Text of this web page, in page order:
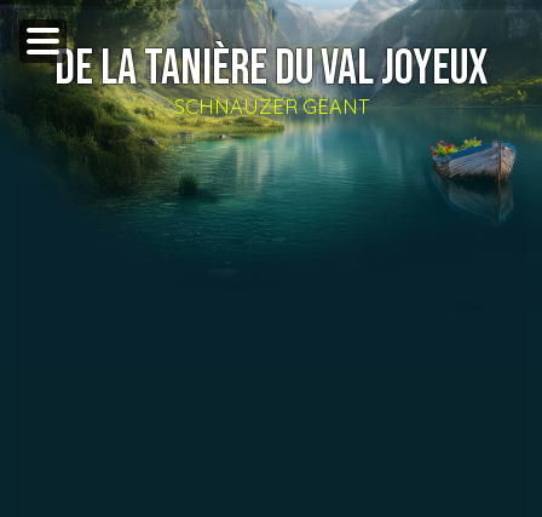
DE LA TANIÈRE DU VAL JOYEUX
SCHNAUZER GEANT